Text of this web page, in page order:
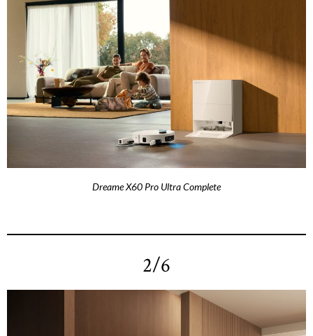
Dreame X60 Pro Ultra Complete
2/6